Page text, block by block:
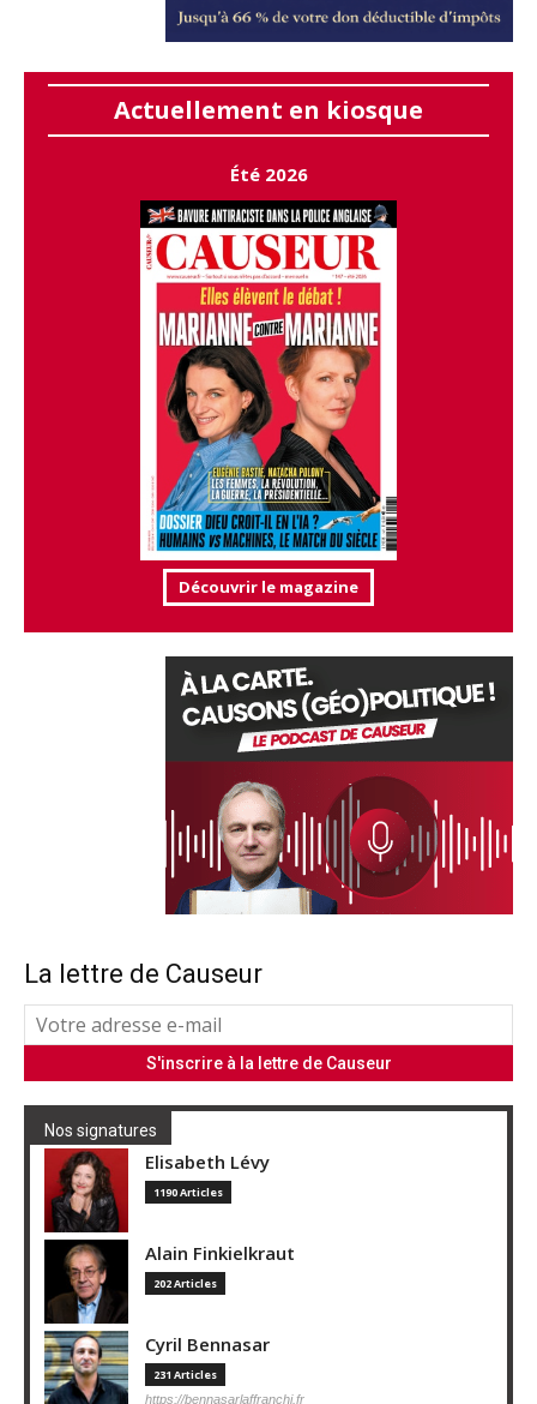
Actuellement en kiosque
Été 2026
Découvrir le magazine
La lettre de Causeur
Nos signatures
Elisabeth Lévy
1190 Articles
Alain Finkielkraut
202 Articles
Cyril Bennasar
231 Articles
https://bennasarlaffranchi.fr